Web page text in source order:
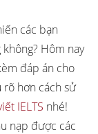
các bạn
Hôm nay
đáp án cho
rõ hơn cách sử
IELTS nhé!
nạp được các